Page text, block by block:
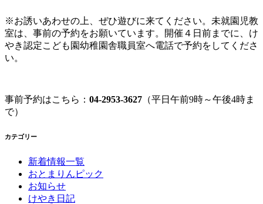
※お誘いあわせの上、ぜひ遊びに来てください。未就園児教
室は、事前の予約をお願いています。開催４日前までに、け
やき認定こども園幼稚園舎職員室へ電話で予約をしてくださ
い。
事前予約はこちら： 04-2953-3627 （平日午前9時～午後4時ま
で）
カテゴリー
新着情報一覧
おとまりんピック
お知らせ
けやき日記